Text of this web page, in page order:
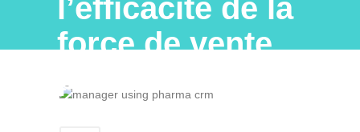
l’efficacité de la
force de vente
pharmaceutique